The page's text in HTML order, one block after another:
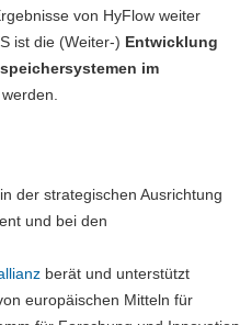
von HyFlow weiter
ist die (Weiter-) Entwicklung
im
der strategischen Ausrichtung
und bei den
berät und unterstützt
europäischen Mitteln für